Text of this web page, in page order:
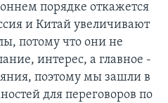
порядке откажется
и Китай увеличивают
потому что они не
интерес, а главное -
поэтому мы зашли в
для переговоров по